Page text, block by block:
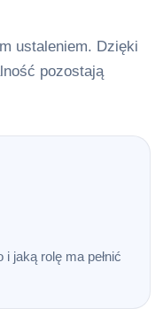
ustaleniem. Dzięki
pozostają
jaką rolę ma pełnić